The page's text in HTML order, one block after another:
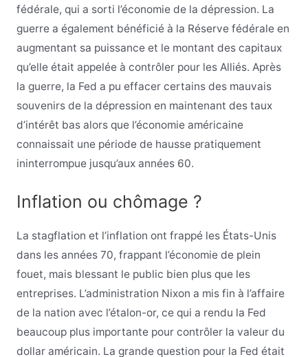
fédérale, qui a sorti l’économie de la dépression. La
guerre a également bénéficié à la Réserve fédérale en
augmentant sa puissance et le montant des capitaux
qu’elle était appelée à contrôler pour les Alliés. Après
la guerre, la Fed a pu effacer certains des mauvais
souvenirs de la dépression en maintenant des taux
d’intérêt bas alors que l’économie américaine
connaissait une période de hausse pratiquement
ininterrompue jusqu’aux années 60.
Inflation ou chômage ?
La stagflation et l’inflation ont frappé les États-Unis
dans les années 70, frappant l’économie de plein
fouet, mais blessant le public bien plus que les
entreprises. L’administration Nixon a mis fin à l’affaire
de la nation avec l’étalon-or, ce qui a rendu la Fed
beaucoup plus importante pour contrôler la valeur du
dollar américain. La grande question pour la Fed était